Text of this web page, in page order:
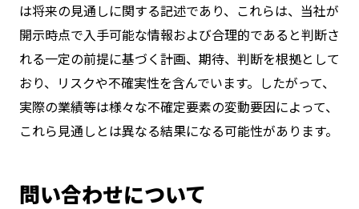
は将来の見通しに関する記述であり、これらは、当社が
開示時点で入手可能な情報および合理的であると判断さ
れる一定の前提に基づく計画、期待、判断を根拠として
おり、リスクや不確実性を含んでいます。したがって、
実際の業績等は様々な不確定要素の変動要因によって、
これら見通しとは異なる結果になる可能性があります。
問い合わせについて